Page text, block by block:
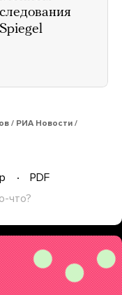
/ РИА Новости /
PDF
что?